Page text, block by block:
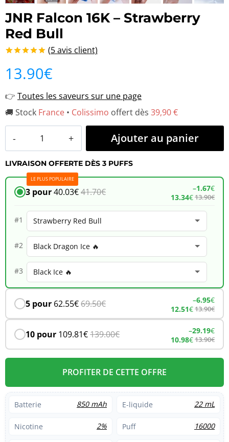
JNR Falcon 16K – Strawberry
Red Bull
sur 5 basé
sur
client
(5avis client)
13.90€
👉 Toutes les saveurs sur une page
🚚 Stock France • Colissimo offert dès 39,90 €
de
JNR
Falcon
16K
Strawberry
Red
Ajouter au panier
LIVRAISON OFFERTE DÈS 3 PUFFS
LE PLUS POPULAIRE
3 pour40.03€41.70€ –1.67€
13.34€13.90€
#1
#2
#3
5 pour 62.55€69.50€ –6.95€
12.51€13.90€
10 pour 109.81€139.00€ –29.19€
10.98€13.90€
PROFITER DE CETTE OFFRE
Batterie 850 mAh E-liquide 22 mL
Nicotine 2% Puff 16000